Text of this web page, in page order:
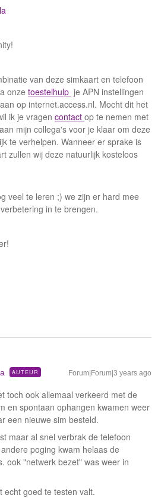
van deze simkaart en telefoon
onze toestelhulp je APN instellingen
op internet.access.nl. Mocht dit het
ik je vragen contact op te nemen met
mijn collega's voor je klaar om deze
te verhelpen. Wanneer er sprake is
zullen wij deze natuurlijk kosteloos
veel te leren ;) we zijn er hard mee
in te brengen.
AUTEUR Forum|Forum|3 years ago
toch ook allemaal verkeerd met de
en spontaan ophangen kwamen weer
een nieuwe sim besteld.
maar al snel verbrak de telefoon
poging kwam helaas de
ook "netwerk bezet" was weer in
echt goed te testen valt.